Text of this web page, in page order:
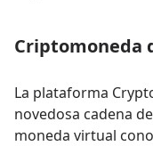
Criptomoneda
La plataforma
novedosa cadena
moneda virtual